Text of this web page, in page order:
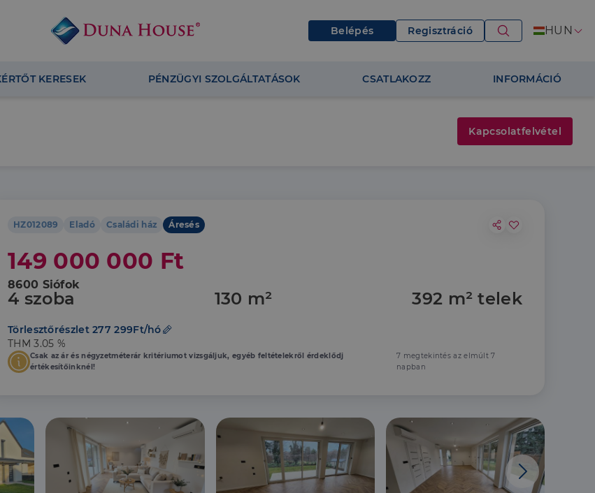
Belépés Regisztráció HUN
KERESEK PÉNZÜGYI SZOLGÁLTATÁSOK CSATLAKOZZ INFORMÁCIÓ
HZ012089 Eladó Családi ház Áresés
149 000 000 Ft
8600 Siófok
4 szoba 130 m² 392 m² telek
Törlesztőrészlet 277 299Ft/hó
THM 3.05 %
Csak az ár és négyzetméterár kritériumot vizsgáljuk, egyéb feltételekről érdeklődj
értékesítőinknél!
7 megtekintés az elmúlt 7
napban
Kapcsolatfelvétel